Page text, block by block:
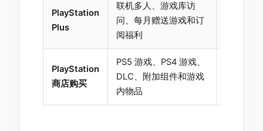
PlayStation
Plus
联机多人、游戏库访
问、每月赠送游戏和订
阅福利
PlayStation
商店购买
PS5 游戏、PS4 游戏、
DLC、附加组件和游戏
内物品